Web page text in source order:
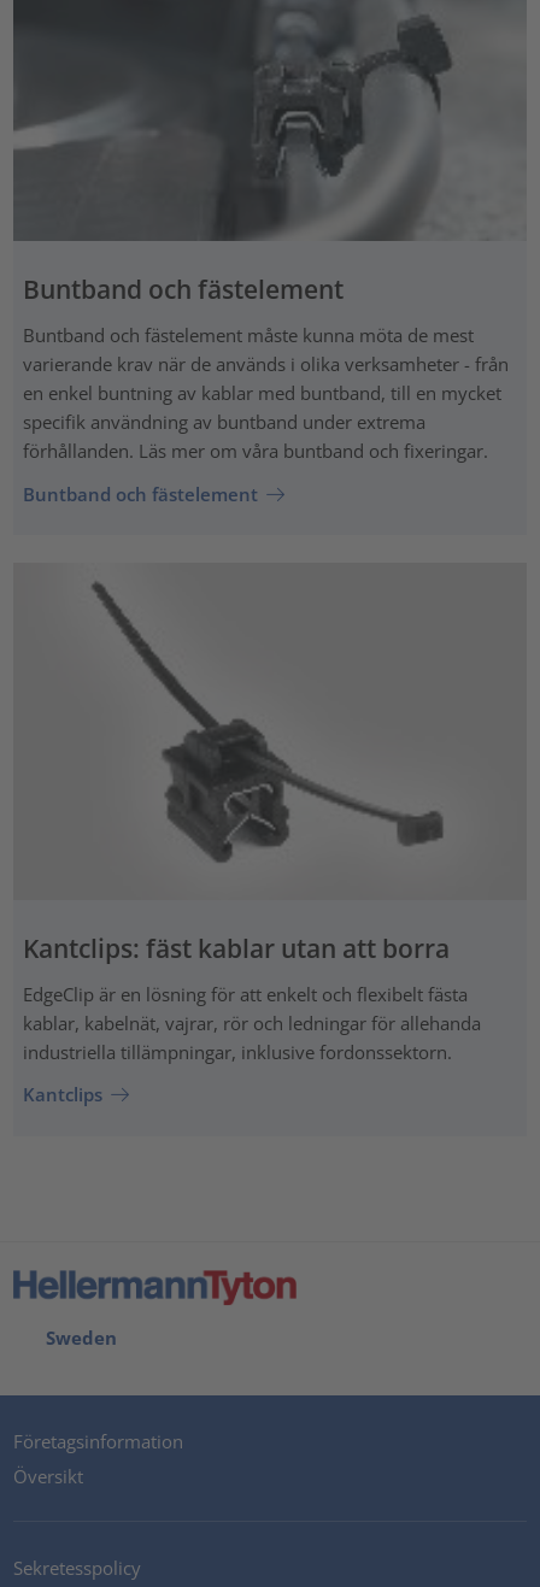
Buntband och fästelement
Buntband och fästelement måste kunna möta de mest
varierande krav när de används i olika verksamheter - från
en enkel buntning av kablar med buntband, till en mycket
specifik användning av buntband under extrema
förhållanden. Läs mer om våra buntband och fixeringar.
Buntband och fästelement
Kantclips: fäst kablar utan att borra
EdgeClip är en lösning för att enkelt och flexibelt fästa
kablar, kabelnät, vajrar, rör och ledningar för allehanda
industriella tillämpningar, inklusive fordonssektorn.
Kantclips
Sweden
Företagsinformation
Översikt
Sekretesspolicy